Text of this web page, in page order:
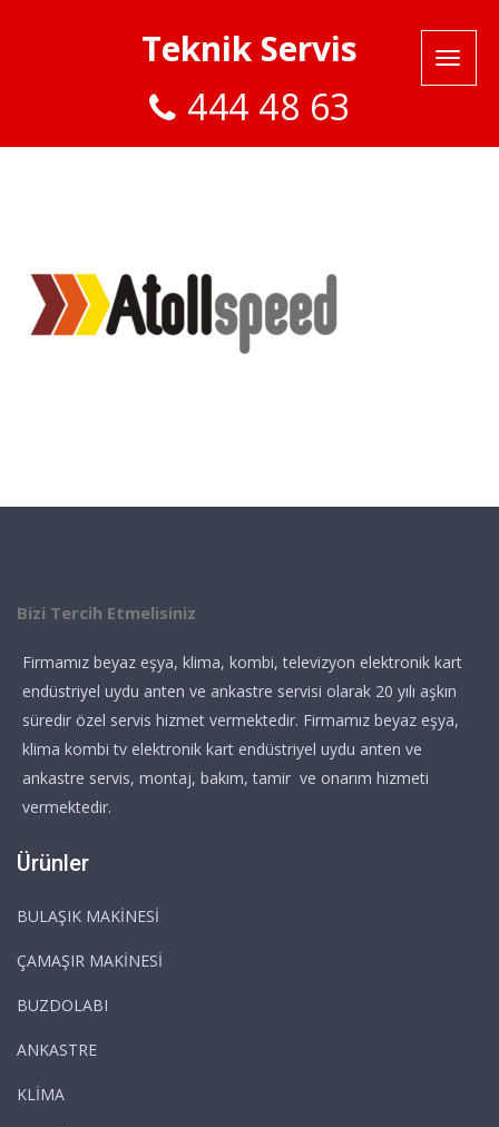
Teknik Servis
444 48 63
Bizi Tercih Etmelisiniz
Firmamız beyaz eşya, klima, kombi, televizyon elektronik kart
endüstriyel uydu anten ve ankastre servisi olarak 20 yılı aşkın
süredir özel servis hizmet vermektedir. Firmamız beyaz eşya,
klima kombi tv elektronik kart endüstriyel uydu anten ve
ankastre servis, montaj, bakım, tamir ve onarım hizmeti
vermektedir.
Ürünler
BULAŞIK MAKİNESİ
ÇAMAŞIR MAKİNESİ
BUZDOLABI
ANKASTRE
KLİMA